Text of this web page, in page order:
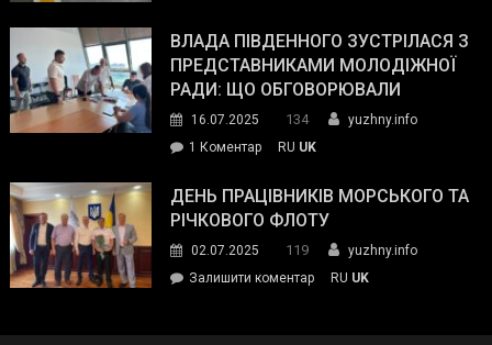
окупанти.
Маємо
діяти
команда
Південного
провів
інспекцію
укриття
ВЛАДА ПІВДЕННОГО ЗУСТРІЛАСЯ З
ПРЕДСТАВНИКАМИ МОЛОДІЖНОЇ
РАДИ: ЩО ОБГОВОРЮВАЛИ
16.07.2025 134
yuzhny.info
1 Коментардо
Південного
зустрілася
представниками
молодіжної
RU UK
ДЕНЬ ПРАЦІВНИКІВ МОРСЬКОГО ТА
РІЧКОВОГО ФЛОТУ
02.07.2025 119
yuzhny.info
Залишити коментарon
RU UK